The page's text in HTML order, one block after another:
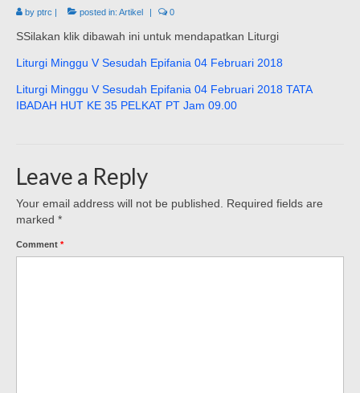
HUBUNGI KAMI
INFO GEREJA
Log-In
by ptrc | posted in: Artikel | 0
SSilakan klik dibawah ini untuk mendapatkan Liturgi
Liturgi Minggu V Sesudah Epifania 04 Februari 2018
Liturgi Minggu V Sesudah Epifania 04 Februari 2018 TATA
IBADAH HUT KE 35 PELKAT PT Jam 09.00
Leave a Reply
Your email address will not be published.
Required fields are
marked *
Comment *